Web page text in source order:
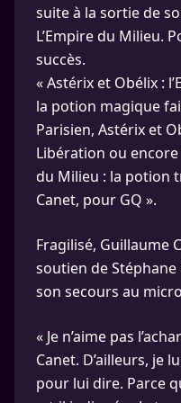
suite à la sortie de
L’Empire du Milieu.
succès.
« Astérix et Obélix :
la potion magique
Parisien, Astérix et
Libération ou encore
du Milieu : la potion
Canet, pour GQ ».
Fragilisé, Guillaume
soutien de Stéphane
son secours au
« Je n’aime pas
Canet. D’ailleurs, je
pour lui dire. Parce